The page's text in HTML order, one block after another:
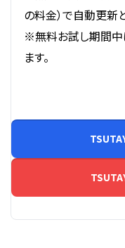
の料金）で自動更新
※無料お試し期間中
ます。